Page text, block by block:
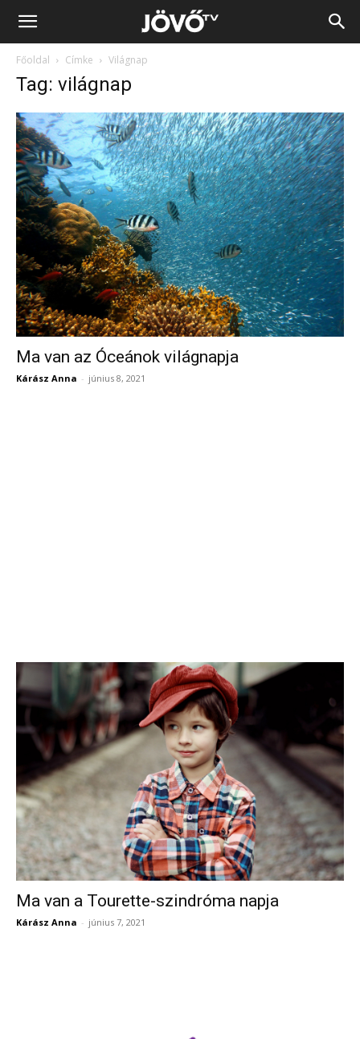
Jövő
Főoldal Címke Világnap
Tag: világnap
Ma van az Óceánok világnapja
Kárász Anna - június 8, 2021
Ma van a Tourette-szindróma napja
Kárász Anna - június 7, 2021